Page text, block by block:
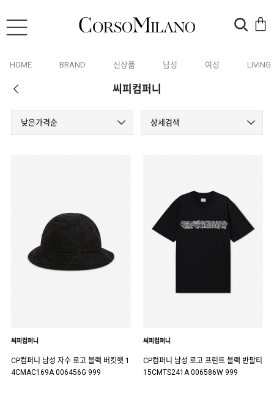
HOME BRAND 신상품 남성 여성 LIVING
씨피컴퍼니
낮은가격순 상세검색
씨피컴퍼니
CP컴퍼니 남성 자수 로고 블랙 버킷햇 1
4CMAC169A 006456G 999
씨피컴퍼니
CP컴퍼니 남성 로고 프린트 블랙 반팔티
15CMTS241A 006586W 999